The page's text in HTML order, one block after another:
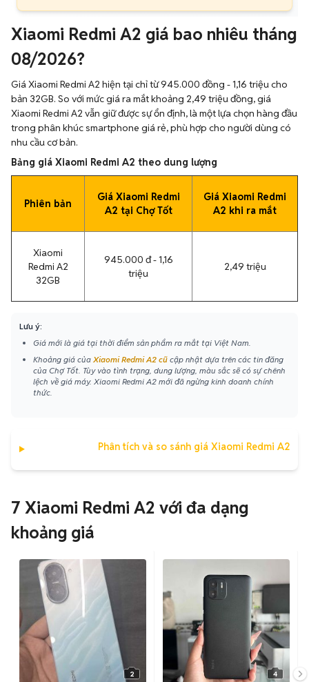
Xiaomi Redmi A2 giá bao nhiêu tháng
08/2026?
Giá Xiaomi Redmi A2 hiện tại chỉ từ 945.000 đồng - 1,16 triệu cho
bản 32GB. So với mức giá ra mắt khoảng 2,49 triệu đồng, giá
Xiaomi Redmi A2 vẫn giữ được sự ổn định, là một lựa chọn hàng đầu
trong phân khúc smartphone giá rẻ, phù hợp cho người dùng có
nhu cầu cơ bản.
Bảng giá Xiaomi Redmi A2 theo dung lượng
Phiên bản
Giá Xiaomi Redmi
A2 tại Chợ Tốt
Giá Xiaomi Redmi
A2 khi ra mắt
Xiaomi
Redmi A2
32GB
945.000 đ - 1,16
triệu
2,49 triệu
Lưu ý:
Giá mới là giá tại thời điểm sản phẩm ra mắt tại Việt Nam.
Khoảng giá của Xiaomi Redmi A2 cũ cập nhật dựa trên các tin đăng
của Chợ Tốt. Tùy vào tình trạng, dung lượng, màu sắc sẽ có sự chênh
lệch về giá máy. Xiaomi Redmi A2 mới đã ngừng kinh doanh chính
thức.
Phân tích và so sánh giá Xiaomi Redmi A2
7 Xiaomi Redmi A2 với đa dạng
khoảng giá
2 4